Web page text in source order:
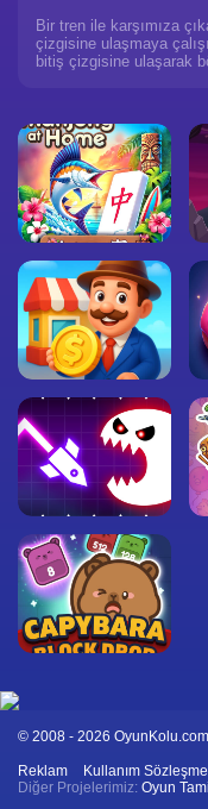
Bir tren ile karşımıza
çizgisine ulaşmaya
bitiş çizgisine ulaşarak
© 2008 - 2026 OyunKolu.com
Reklam Kullanım
Diğer Projelerimiz: Oyun